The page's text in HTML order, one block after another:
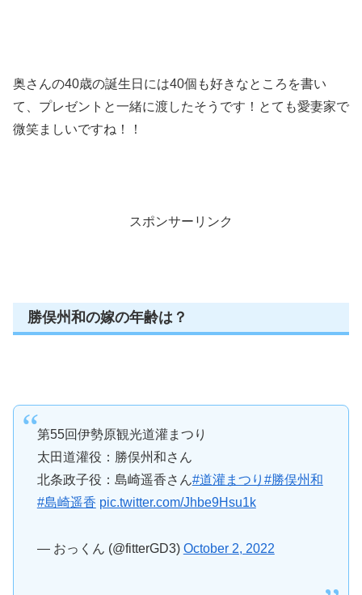
奥さんの40歳の誕生日には40個も好きなところを書い
て、プレゼントと一緒に渡したそうです！とても愛妻家で
微笑ましいですね！！
スポンサーリンク
勝俣州和の嫁の年齢は？
第55回伊勢原観光道灌まつり
太田道灌役：勝俣州和さん
北条政子役：島崎遥香さん#道灌まつり #勝俣州和
#島崎遥香 pic.twitter.com/Jhbe9Hsu1k
— おっくん (@fitterGD3) October 2, 2022